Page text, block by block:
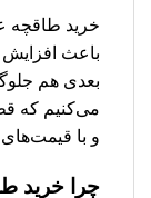
باعث
بعدی هم
می‌کنیم که
و با